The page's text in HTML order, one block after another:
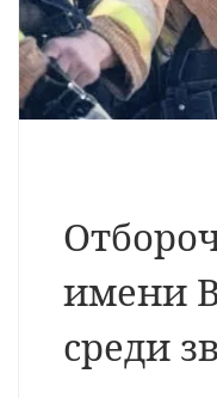
имени
среди